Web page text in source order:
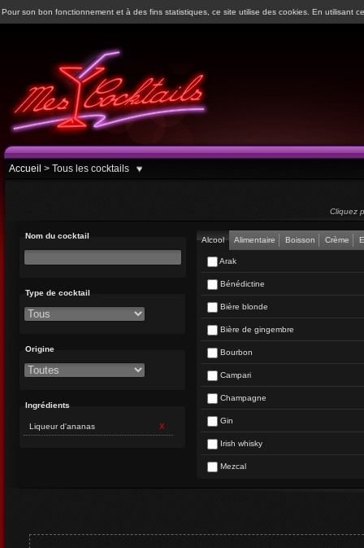
Pour son bon fonctionnement et à des fins statistiques, ce site utilise des cookies. En utilisant
Accueil > Tous les cocktails
Cliquez
Nom du cocktail
Type de cocktail
Origine
Ingrédients
Liqueur d'ananas X
Alcool Alimentaire Boisson Crème
Arak
Bénédictine
Bière blonde
Bière de gingembre
Bourbon
Campari
Champagne
Gin
Irish whisky
Mezcal